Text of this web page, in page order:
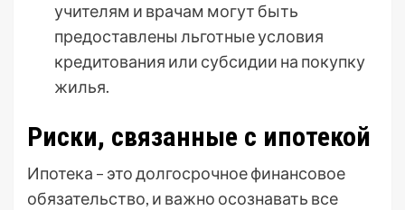
учителям и врачам могут быть
предоставлены льготные условия
кредитования или субсидии на покупку
жилья.
Риски, связанные с ипотекой
Ипотека – это долгосрочное финансовое
обязательство, и важно осознавать все